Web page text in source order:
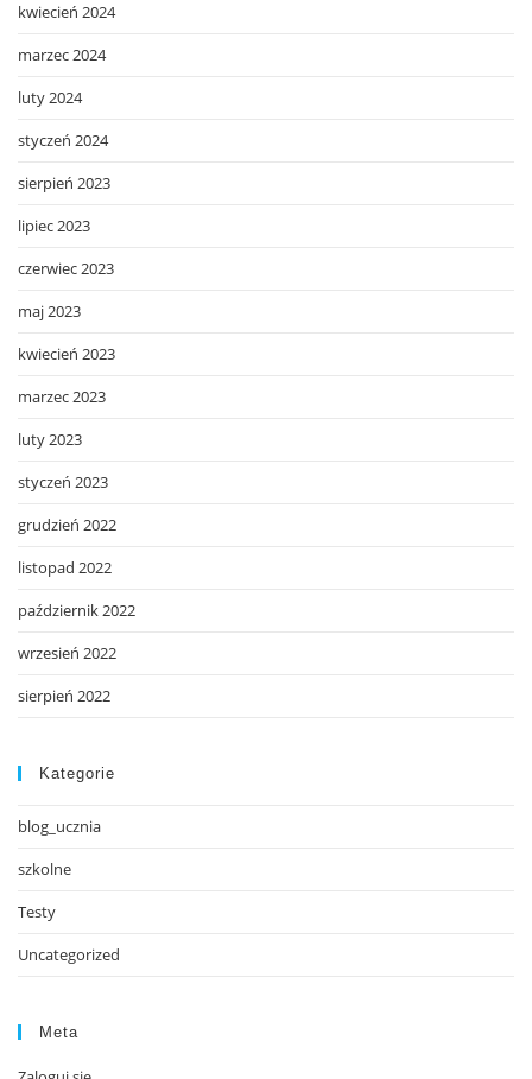
kwiecień 2024
marzec 2024
luty 2024
styczeń 2024
sierpień 2023
lipiec 2023
czerwiec 2023
maj 2023
kwiecień 2023
marzec 2023
luty 2023
styczeń 2023
grudzień 2022
listopad 2022
październik 2022
wrzesień 2022
sierpień 2022
Kategorie
blog_ucznia
szkolne
Testy
Uncategorized
Meta